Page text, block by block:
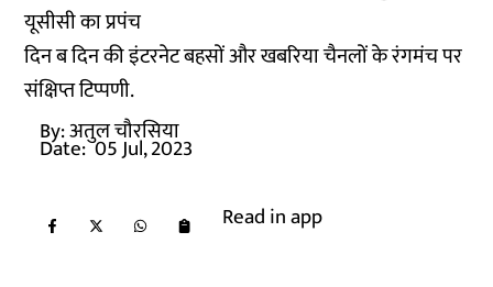
यूसीसी का प्रपंच
दिन ब दिन की इंटरनेट बहसों और खबरिया चैनलों के रंगमंच पर
संक्षिप्त टिप्पणी.
By:अतुल चौरसिया
Date: 05 Jul, 2023
Read in app